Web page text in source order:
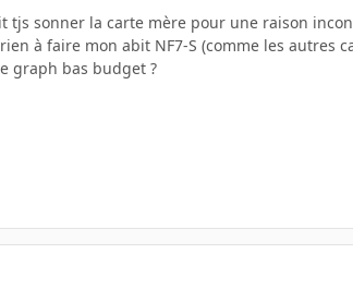
sonner la carte mère pour une raison
à faire mon abit NF7-S (comme les autres
graph bas budget ?